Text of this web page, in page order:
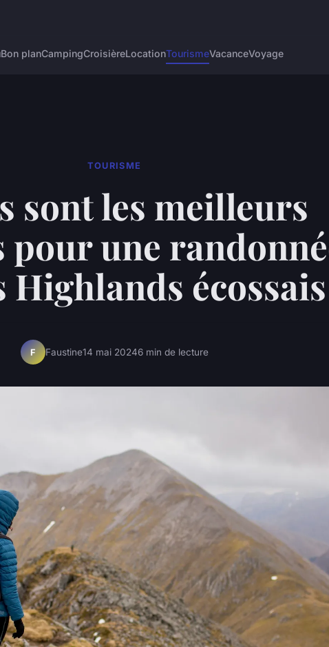
Bon planCampingCroisièreLocationTourismeVacanceVoyage
TOURISME
sont les meilleurs
une
Highlands
F Faustine14 mai 20246 min de lecture